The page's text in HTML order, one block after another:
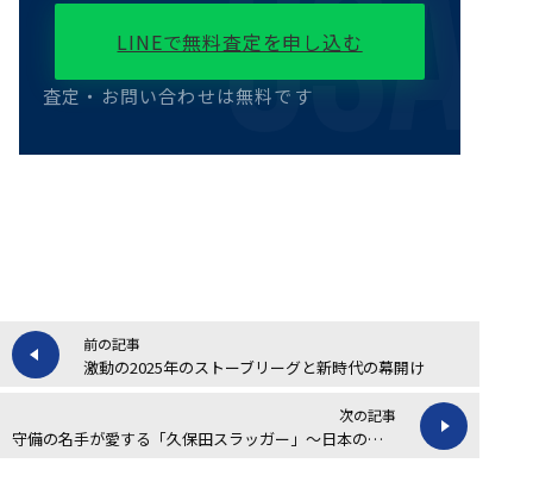
LINEで無料査定を申し込む
査定・お問い合わせは無料です
前の記事
激動の2025年のストーブリーグと新時代の幕開け
次の記事
守備の名手が愛する「久保田スラッガー」～日本の職人技が生んだグローブの真髄～